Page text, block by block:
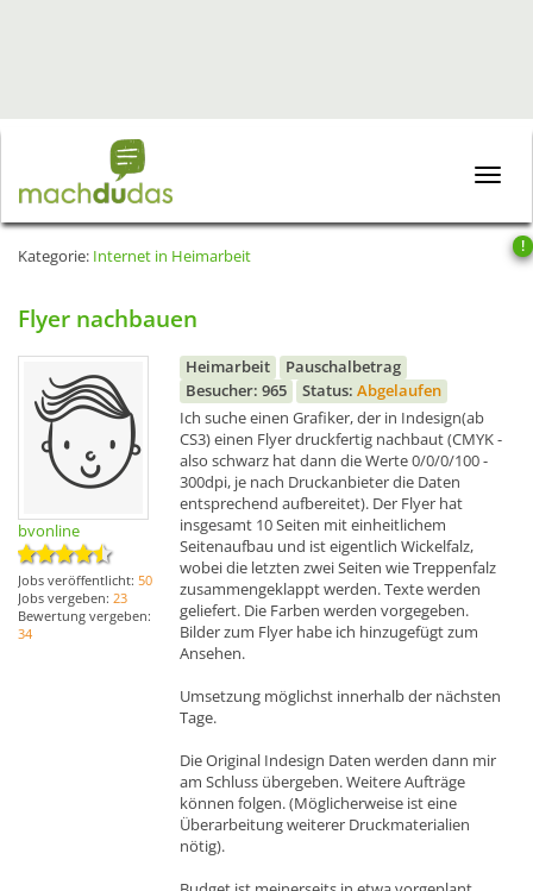
Toggle
!
Kategorie: Internet in Heimarbeit
Flyer nachbauen
bvonline
Jobs veröffentlicht: 50
Jobs vergeben: 23
Bewertung vergeben:
34
Heimarbeit
Pauschalbetrag
Besucher: 965
Status: Abgelaufen
Ich suche einen Grafiker, der in Indesign(ab
CS3) einen Flyer druckfertig nachbaut (CMYK -
also schwarz hat dann die Werte 0/0/0/100 -
300dpi, je nach Druckanbieter die Daten
entsprechend aufbereitet). Der Flyer hat
insgesamt 10 Seiten mit einheitlichem
Seitenaufbau und ist eigentlich Wickelfalz,
wobei die letzten zwei Seiten wie Treppenfalz
zusammengeklappt werden. Texte werden
geliefert. Die Farben werden vorgegeben.
Bilder zum Flyer habe ich hinzugefügt zum
Ansehen.
Umsetzung möglichst innerhalb der nächsten
Tage.
Die Original Indesign Daten werden dann mir
am Schluss übergeben. Weitere Aufträge
können folgen. (Möglicherweise ist eine
Überarbeitung weiterer Druckmaterialien
nötig).